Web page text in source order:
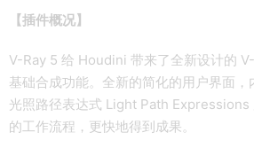
【插件概况】
V-Ray 5 给 Houdini 带来了全新设计的
基础合成功能。全新的简化的用户界面，
光照路径表达式 Light Path Expressions
的工作流程，更快地得到成果。